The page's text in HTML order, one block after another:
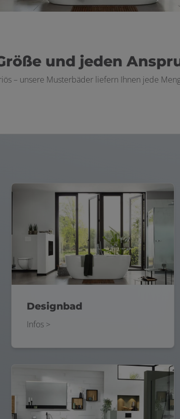
und jeden
– unsere Musterbäder liefern Ihnen jede
Designbad
Infos >